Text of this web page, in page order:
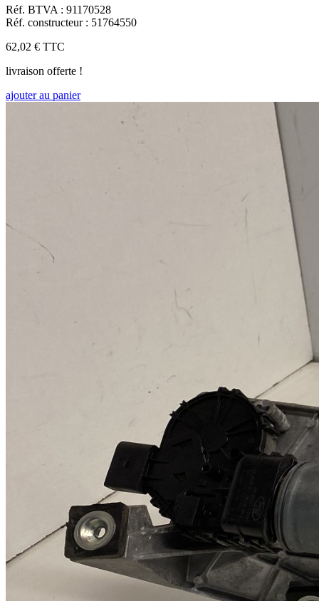
Réf. BTVA : 91170528
Réf. constructeur : 51764550
62,02 € TTC
livraison offerte !
ajouter au panier